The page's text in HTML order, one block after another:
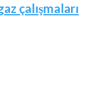
çalışmaları